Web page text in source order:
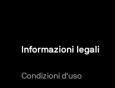
Informazioni legali
Condizioni d'uso